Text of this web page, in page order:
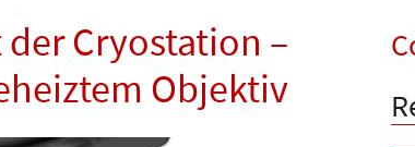
Cryostation –
Objektiv